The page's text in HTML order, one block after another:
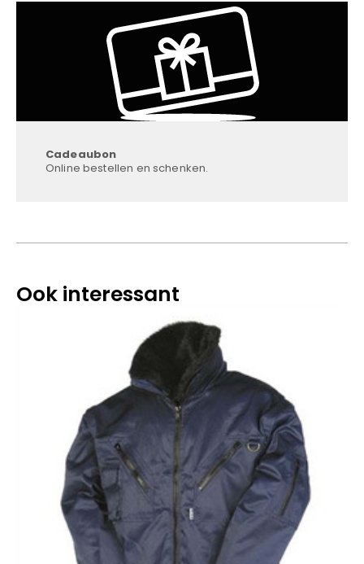
Cadeaubon
Online bestellen en schenken.
Ook interessant